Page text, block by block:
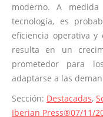
moderno. A
tecnología, es
eficiencia operativa
resulta en un
prometedor para
adaptarse a las
Sección: Destacadas,
Iberian Press®07/11/